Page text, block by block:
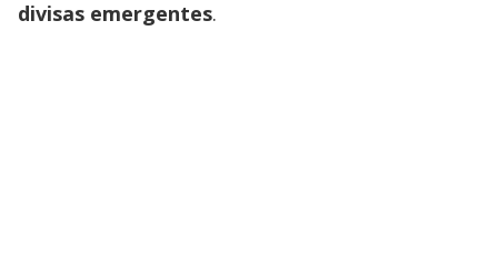
divisas emergentes.